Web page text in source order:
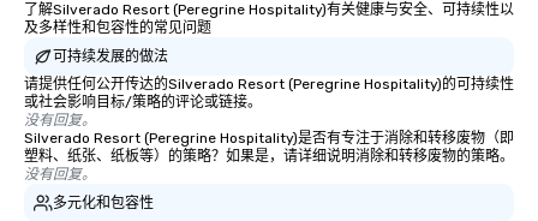
了解Silverado Resort (Peregrine Hospitality)有关健康与安全、可持续性以
及多样性和包容性的常见问题
可持续发展的做法
请提供任何公开传达的Silverado Resort (Peregrine Hospitality)的可持续性
或社会影响目标/策略的评论或链接。
没有回复。
Silverado Resort (Peregrine Hospitality)是否有专注于消除和转移废物（即
塑料、纸张、纸板等）的策略？如果是，请详细说明消除和转移废物的策略。
没有回复。
多元化和包容性